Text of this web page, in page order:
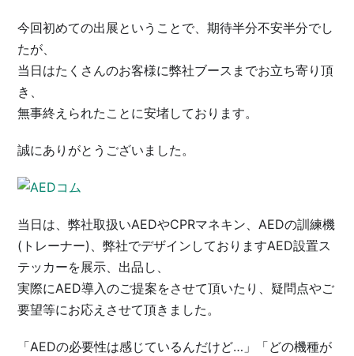
今回初めての出展ということで、期待半分不安半分でし
たが、
当日はたくさんのお客様に弊社ブースまでお立ち寄り頂
き、
無事終えられたことに安堵しております。
誠にありがとうございました。
当日は、弊社取扱いAEDやCPRマネキン、AEDの訓練機
(トレーナー)、弊社でデザインしておりますAED設置ス
テッカーを展示、出品し、
実際にAED導入のご提案をさせて頂いたり、疑問点やご
要望等にお応えさせて頂きました。
「AEDの必要性は感じているんだけど…」「どの機種が